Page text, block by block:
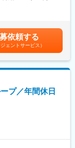
異動希望が出せる制
を積むことが可能な
アップする形で内勤
するお仕事です。街
出来ます。
フトへの売上計上処
ます。能力手当の支
年収に変動が御座い
選考を通じて上下す
を含めた表記です。
依頼する
ジェントサービス）
プ／年間休日